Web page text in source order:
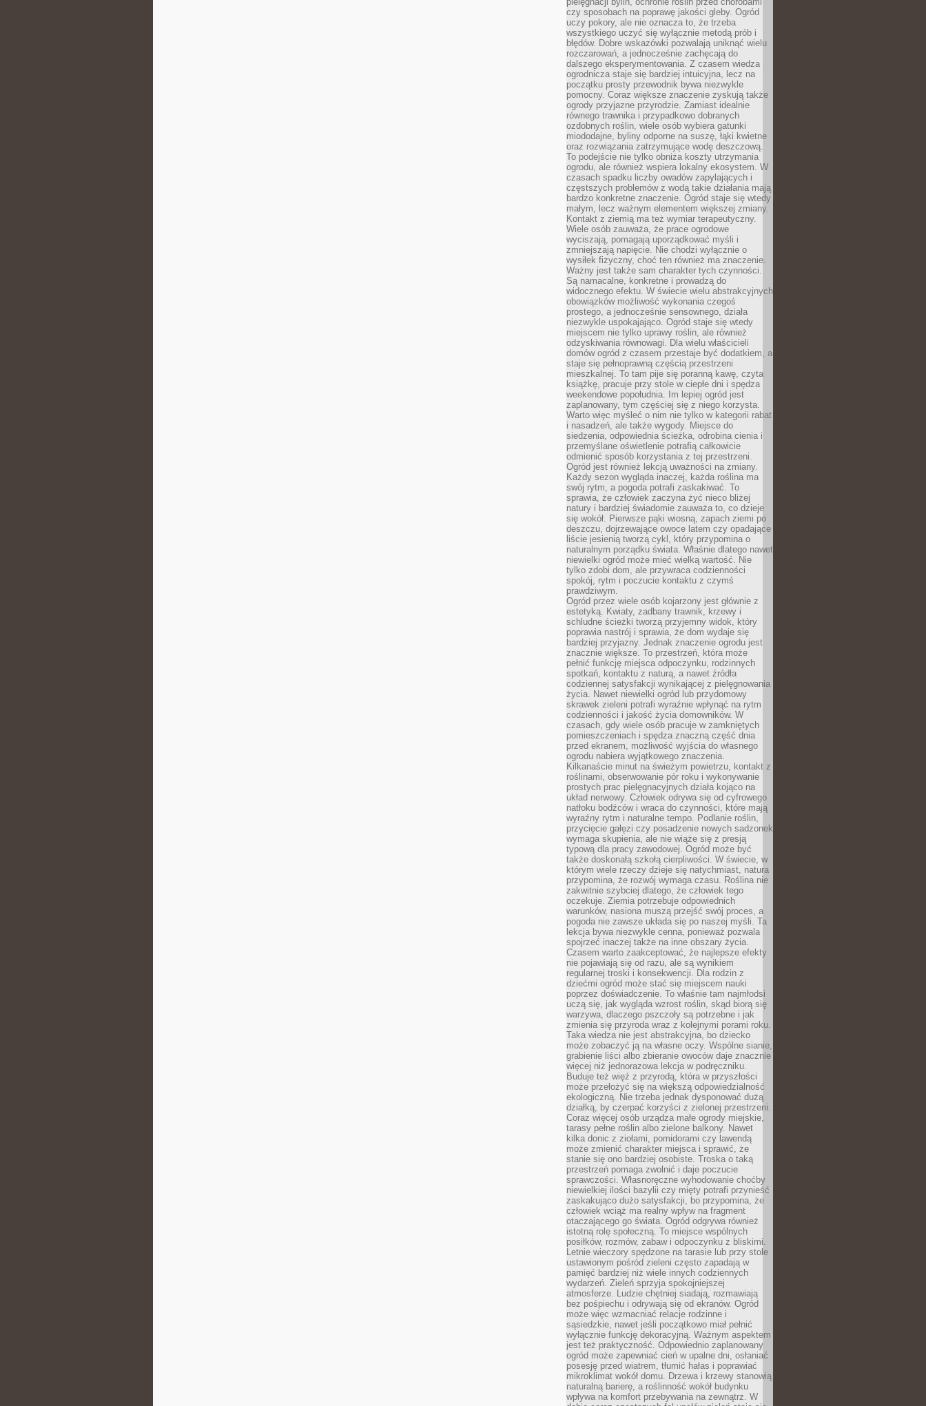
czy sposobach na poprawę jakości gleby. Ogród
uczy pokory, ale nie oznacza to, że trzeba
wszystkiego uczyć się wyłącznie metodą prób i
błędów. Dobre wskazówki pozwalają uniknąć wielu
rozczarowań, a jednocześnie zachęcają do
dalszego eksperymentowania. Z czasem wiedza
ogrodnicza staje się bardziej intuicyjna, lecz na
początku prosty przewodnik bywa niezwykle
pomocny. Coraz większe znaczenie zyskują także
ogrody przyjazne przyrodzie. Zamiast idealnie
równego trawnika i przypadkowo dobranych
ozdobnych roślin, wiele osób wybiera gatunki
miododajne, byliny odporne na suszę, łąki kwietne
oraz rozwiązania zatrzymujące wodę deszczową.
To podejście nie tylko obniża koszty utrzymania
ogrodu, ale również wspiera lokalny ekosystem. W
czasach spadku liczby owadów zapylających i
częstszych problemów z wodą takie działania mają
bardzo konkretne znaczenie. Ogród staje się wtedy
małym, lecz ważnym elementem większej zmiany.
Kontakt z ziemią ma też wymiar terapeutyczny.
Wiele osób zauważa, że prace ogrodowe
wyciszają, pomagają uporządkować myśli i
zmniejszają napięcie. Nie chodzi wyłącznie o
wysiłek fizyczny, choć ten również ma znaczenie.
Ważny jest także sam charakter tych czynności.
Są namacalne, konkretne i prowadzą do
widocznego efektu. W świecie wielu abstrakcyjnych
obowiązków możliwość wykonania czegoś
prostego, a jednocześnie sensownego, działa
niezwykle uspokajająco. Ogród staje się wtedy
miejscem nie tylko uprawy roślin, ale również
odzyskiwania równowagi. Dla wielu właścicieli
domów ogród z czasem przestaje być dodatkiem, a
staje się pełnoprawną częścią przestrzeni
mieszkalnej. To tam pije się poranną kawę, czyta
książkę, pracuje przy stole w ciepłe dni i spędza
weekendowe popołudnia. Im lepiej ogród jest
zaplanowany, tym częściej się z niego korzysta.
Warto więc myśleć o nim nie tylko w kategorii rabat
i nasadzeń, ale także wygody. Miejsce do
siedzenia, odpowiednia ścieżka, odrobina cienia i
przemyślane oświetlenie potrafią całkowicie
odmienić sposób korzystania z tej przestrzeni.
Ogród jest również lekcją uważności na zmiany.
Każdy sezon wygląda inaczej, każda roślina ma
swój rytm, a pogoda potrafi zaskakiwać. To
sprawia, że człowiek zaczyna żyć nieco bliżej
natury i bardziej świadomie zauważa to, co dzieje
się wokół. Pierwsze pąki wiosną, zapach ziemi po
deszczu, dojrzewające owoce latem czy opadające
liście jesienią tworzą cykl, który przypomina o
naturalnym porządku świata. Właśnie dlatego nawet
niewielki ogród może mieć wielką wartość. Nie
tylko zdobi dom, ale przywraca codzienności
spokój, rytm i poczucie kontaktu z czymś
prawdziwym.
Ogród przez wiele osób kojarzony jest głównie z
estetyką. Kwiaty, zadbany trawnik, krzewy i
schludne ścieżki tworzą przyjemny widok, który
poprawia nastrój i sprawia, że dom wydaje się
bardziej przyjazny. Jednak znaczenie ogrodu jest
znacznie większe. To przestrzeń, która może
pełnić funkcję miejsca odpoczynku, rodzinnych
spotkań, kontaktu z naturą, a nawet źródła
codziennej satysfakcji wynikającej z pielęgnowania
życia. Nawet niewielki ogród lub przydomowy
skrawek zieleni potrafi wyraźnie wpłynąć na rytm
codzienności i jakość życia domowników. W
czasach, gdy wiele osób pracuje w zamkniętych
pomieszczeniach i spędza znaczną część dnia
przed ekranem, możliwość wyjścia do własnego
ogrodu nabiera wyjątkowego znaczenia.
Kilkanaście minut na świeżym powietrzu, kontakt z
roślinami, obserwowanie pór roku i wykonywanie
prostych prac pielęgnacyjnych działa kojąco na
układ nerwowy. Człowiek odrywa się od cyfrowego
natłoku bodźców i wraca do czynności, które mają
wyraźny rytm i naturalne tempo. Podlanie roślin,
przycięcie gałęzi czy posadzenie nowych sadzonek
wymaga skupienia, ale nie wiąże się z presją
typową dla pracy zawodowej. Ogród może być
także doskonałą szkołą cierpliwości. W świecie, w
którym wiele rzeczy dzieje się natychmiast, natura
przypomina, że rozwój wymaga czasu. Roślina nie
zakwitnie szybciej dlatego, że człowiek tego
oczekuje. Ziemia potrzebuje odpowiednich
warunków, nasiona muszą przejść swój proces, a
pogoda nie zawsze układa się po naszej myśli. Ta
lekcja bywa niezwykle cenna, ponieważ pozwala
spojrzeć inaczej także na inne obszary życia.
Czasem warto zaakceptować, że najlepsze efekty
nie pojawiają się od razu, ale są wynikiem
regularnej troski i konsekwencji. Dla rodzin z
dziećmi ogród może stać się miejscem nauki
poprzez doświadczenie. To właśnie tam najmłodsi
uczą się, jak wygląda wzrost roślin, skąd biorą się
warzywa, dlaczego pszczoły są potrzebne i jak
zmienia się przyroda wraz z kolejnymi porami roku.
Taka wiedza nie jest abstrakcyjna, bo dziecko
może zobaczyć ją na własne oczy. Wspólne sianie,
grabienie liści albo zbieranie owoców daje znacznie
więcej niż jednorazowa lekcja w podręczniku.
Buduje też więź z przyrodą, która w przyszłości
może przełożyć się na większą odpowiedzialność
ekologiczną. Nie trzeba jednak dysponować dużą
działką, by czerpać korzyści z zielonej przestrzeni.
Coraz więcej osób urządza małe ogrody miejskie,
tarasy pełne roślin albo zielone balkony. Nawet
kilka donic z ziołami, pomidorami czy lawendą
może zmienić charakter miejsca i sprawić, że
stanie się ono bardziej osobiste. Troska o taką
przestrzeń pomaga zwolnić i daje poczucie
sprawczości. Własnoręczne wyhodowanie choćby
niewielkiej ilości bazylii czy mięty potrafi przynieść
zaskakująco dużo satysfakcji, bo przypomina, że
człowiek wciąż ma realny wpływ na fragment
otaczającego go świata. Ogród odgrywa również
istotną rolę społeczną. To miejsce wspólnych
posiłków, rozmów, zabaw i odpoczynku z bliskimi.
Letnie wieczory spędzone na tarasie lub przy stole
ustawionym pośród zieleni często zapadają w
pamięć bardziej niż wiele innych codziennych
wydarzeń. Zieleń sprzyja spokojniejszej
atmosferze. Ludzie chętniej siadają, rozmawiają
bez pośpiechu i odrywają się od ekranów. Ogród
może więc wzmacniać relacje rodzinne i
sąsiedzkie, nawet jeśli początkowo miał pełnić
wyłącznie funkcję dekoracyjną. Ważnym aspektem
jest też praktyczność. Odpowiednio zaplanowany
ogród może zapewniać cień w upalne dni, osłaniać
posesję przed wiatrem, tłumić hałas i poprawiać
mikroklimat wokół domu. Drzewa i krzewy stanowią
naturalną barierę, a roślinność wokół budynku
wpływa na komfort przebywania na zewnątrz. W